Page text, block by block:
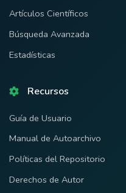
Artículos Científicos
Búsqueda Avanzada
Estadísticas
Recursos
Guía de Usuario
Manual de Autoarchivo
Políticas del Repositorio
Derechos de Autor